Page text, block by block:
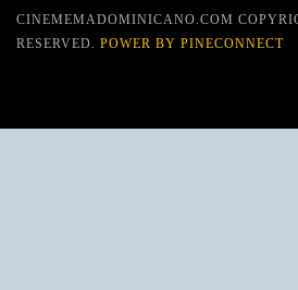
CINEMEMADOMINICANO.COM
RESERVED. POWER BY PINECONNECT